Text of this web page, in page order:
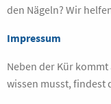
den Nägeln? Wir
Impressum
Neben der Kür
wissen musst, findest